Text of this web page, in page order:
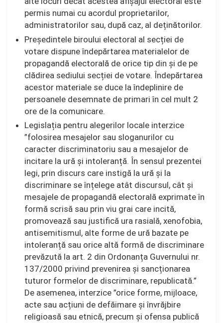
permis numai cu acordul proprietarilor,
administratorilor sau, după caz, al deținătorilor.
Președintele biroului electoral al secției de
votare dispune îndepărtarea materialelor de
propagandă electorală de orice tip din și de pe
clădirea sediului secției de votare. Îndepărtarea
acestor materiale se duce la îndeplinire de
persoanele desemnate de primari în cel mult 2
ore de la comunicare.
Legislația pentru alegerilor locale interzice
”folosirea mesajelor sau sloganurilor cu
caracter discriminatoriu sau a mesajelor de
incitare la ură și intoleranță. În sensul prezentei
legi, prin discurs care instigă la ură și la
discriminare se înțelege atât discursul, cât și
mesajele de propagandă electorală exprimate în
formă scrisă sau prin viu grai care incită,
promovează sau justifică ura rasială, xenofobia,
antisemitismul, alte forme de ură bazate pe
intoleranță sau orice altă formă de discriminare
prevăzută la art. 2 din Ordonanța Guvernului nr.
137/2000 privind prevenirea și sancționarea
tuturor formelor de discriminare, republicată.”
De asemenea, interzice ”orice forme, mijloace,
acte sau acțiuni de defăimare și învrăjbire
religioasă sau etnică, precum și ofensa publică